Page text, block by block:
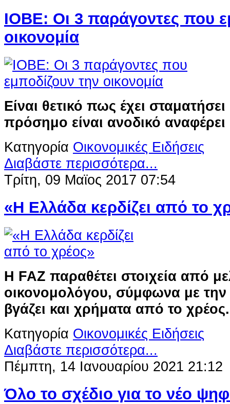
ΙΟΒΕ: Οι 3 παράγοντες που
οικονομία
Είναι θετικό πως έχει
πρόσημο είναι ανοδικό αναφέρει
Κατηγορία Οικονομικές Ειδήσεις
Διαβάστε περισσότερα...
Τρίτη, 09 Μαϊος 2017 07:54
«Η Ελλάδα κερδίζει από το
Η FAZ παραθέτει στοιχεία από
οικονομολόγου, σύμφωνα με
βγάζει και χρήματα από το
Κατηγορία Οικονομικές Ειδήσεις
Διαβάστε περισσότερα...
Πέμπτη, 14 Ιανουαρίου 2021 21:12
Όλο το σχέδιο για το νέο